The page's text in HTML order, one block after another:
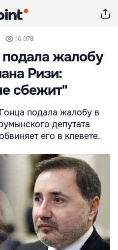
10 078
жалобу
Ризи:
сбежит"
подала жалобу в
депутата
его в клевете.